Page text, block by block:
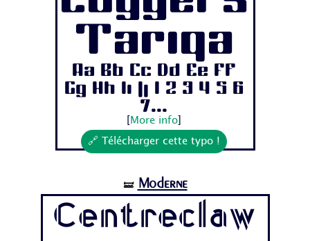
Tariqa
Aa Bb Cc Dd Ee Ff
Gg Hh Ii Jj 1 2 3 4 5 6
7...
More info]
🔗 Télécharger cette typo !
🝛 Moderne
Centreclaw